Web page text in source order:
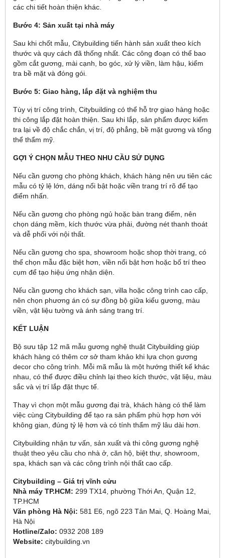
các chi tiết hoàn thiện khác.
Bước 4: Sản xuất tại nhà máy
Sau khi chốt mẫu, Citybuilding tiến hành sản xuất theo kích
thước và quy cách đã thống nhất. Các công đoạn có thể bao
gồm cắt gương, mài cạnh, bo góc, xử lý viền, làm hậu, kiểm
tra bề mặt và đóng gói.
Bước 5: Giao hàng, lắp đặt và nghiệm thu
Tùy vị trí công trình, Citybuilding có thể hỗ trợ giao hàng hoặc
thi công lắp đặt hoàn thiện. Sau khi lắp, sản phẩm được kiểm
tra lại về độ chắc chắn, vị trí, độ phẳng, bề mặt gương và tổng
thể thẩm mỹ.
GỢI Ý CHỌN MẪU THEO NHU CẦU SỬ DỤNG
Nếu cần gương cho phòng khách, khách hàng nên ưu tiên các
mẫu có tỷ lệ lớn, dáng nổi bật hoặc viền trang trí rõ để tạo
điểm nhấn.
Nếu cần gương cho phòng ngủ hoặc bàn trang điểm, nên
chọn dáng mềm, kích thước vừa phải, đường nét thanh thoát
và dễ phối với nội thất.
Nếu cần gương cho spa, showroom hoặc shop thời trang, có
thể chọn mẫu đặc biệt hơn, viền nổi bật hơn hoặc bố trí theo
cụm để tạo hiệu ứng nhận diện.
Nếu cần gương cho khách sạn, villa hoặc công trình cao cấp,
nên chọn phương án có sự đồng bộ giữa kiểu gương, màu
viền, vật liệu tường và ánh sáng trang trí.
KẾT LUẬN
Bộ sưu tập 12 mã mẫu gương nghệ thuật Citybuilding giúp
khách hàng có thêm cơ sở tham khảo khi lựa chọn gương
decor cho công trình. Mỗi mã mẫu là một hướng thiết kế khác
nhau, có thể được điều chỉnh lại theo kích thước, vật liệu, màu
sắc và vị trí lắp đặt thực tế.
Thay vì chọn một mẫu gương đại trà, khách hàng có thể làm
việc cùng Citybuilding để tạo ra sản phẩm phù hợp hơn với
không gian, đúng tỷ lệ hơn và có tính thẩm mỹ lâu dài hơn.
Citybuilding nhận tư vấn, sản xuất và thi công gương nghệ
thuật theo yêu cầu cho nhà ở, căn hộ, biệt thự, showroom,
spa, khách sạn và các công trình nội thất cao cấp.
Citybuilding – Giá trị vĩnh cửu
Nhà máy TP.HCM: 299 TX14, phường Thới An, Quận 12,
TP.HCM
Văn phòng Hà Nội: 581 E6, ngõ 223 Tân Mai, Q. Hoàng Mai,
Hà Nội
Hotline/Zalo: 0932 208 189
Website: citybuilding.vn